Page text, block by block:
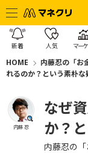
新着 人気 マー
HOME 内藤忍の「お
れるのか？という素朴な
内藤 忍
なぜ
か？
内藤忍の「